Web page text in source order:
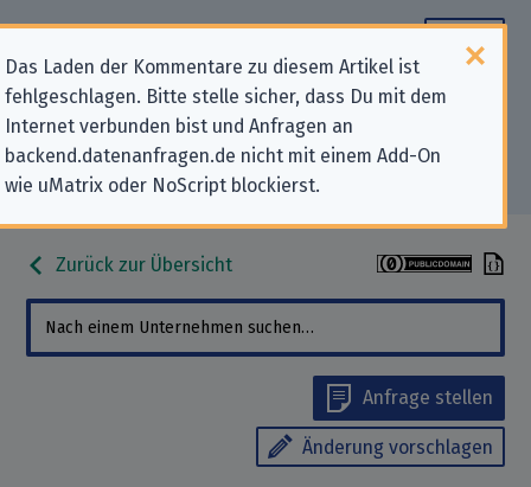
Das Laden der Kommentare zu diesem Artikel ist
fehlgeschlagen. Bitte stelle sicher, dass Du mit dem
Internet verbunden bist und Anfragen an
backend.datenanfragen.de nicht mit einem Add-On
wie uMatrix oder NoScript blockierst.
Datenschutz-Kontaktdaten für
„Match.com Nordic AB“
Zurück zur Übersicht
Anfrage stellen
Änderung vorschlagen